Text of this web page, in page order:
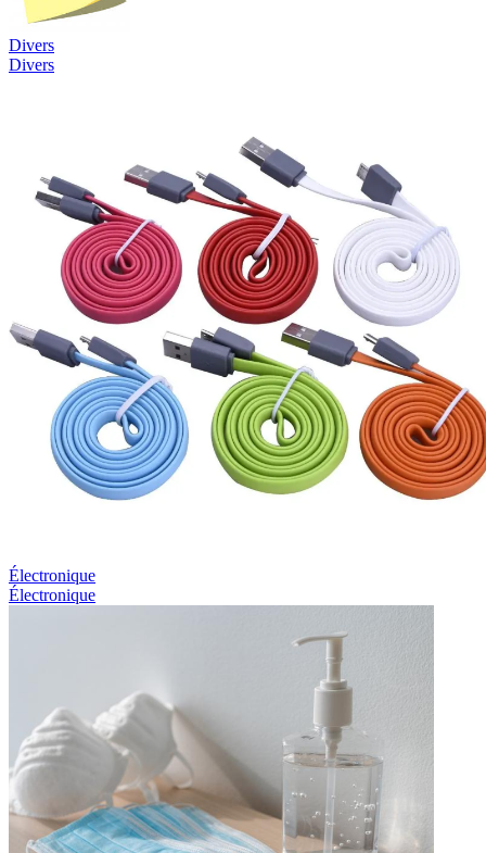
Divers
Divers
Électronique
Électronique